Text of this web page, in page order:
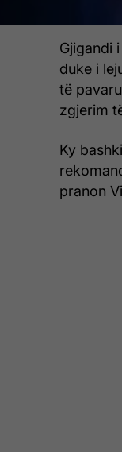
Gjigandi
duke i
të
zgjerim
Ky
pranon